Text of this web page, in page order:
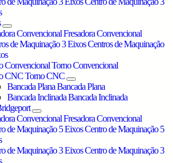
ConvencionalFresadora Convencional
de Maquinação 3 EixosCentros de Maquinação
ConvencionalTorno Convencional
CNCTorno CNC
Bancada PlanaBancada Plana
Bancada InclinadaBancada Inclinada
ConvencionalFresadora Convencional
de Maquinação 5 EixosCentro de Maquinação 5
de Maquinação 3 EixosCentro de Maquinação 3